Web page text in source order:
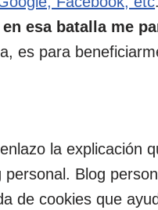
esa batalla me
es para
la explicación
personal. Blog
de cookies que